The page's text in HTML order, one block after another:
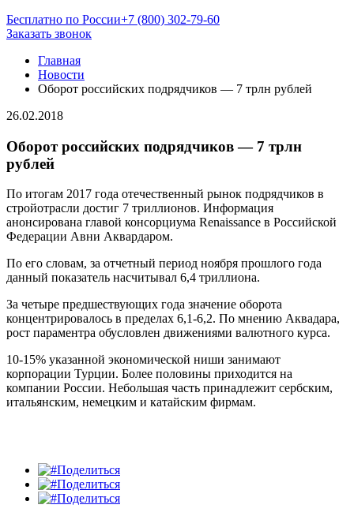
Бесплатно по России+7 (800) 302-79-60
Заказать звонок
Главная
Новости
Оборот российских подрядчиков — 7 трлн рублей
26.02.2018
Оборот российских подрядчиков — 7 трлн
рублей
По итогам 2017 года отечественный рынок подрядчиков в
стройотрасли достиг 7 триллионов. Информация
анонсирована главой консорциума Renaissance в Российской
Федерации Авни Аквардаром.
По его словам, за отчетный период ноября прошлого года
данный показатель насчитывал 6,4 триллиона.
За четыре предшествующих года значение оборота
концентрировалось в пределах 6,1-6,2. По мнению Аквадара,
рост параментра обусловлен движениями валютного курса.
10-15% указанной экономической ниши занимают
корпорации Турции. Более половины приходится на
компании России. Небольшая часть принадлежит сербским,
итальянским, немецким и катайским фирмам.
Поделиться
Поделиться
Поделиться